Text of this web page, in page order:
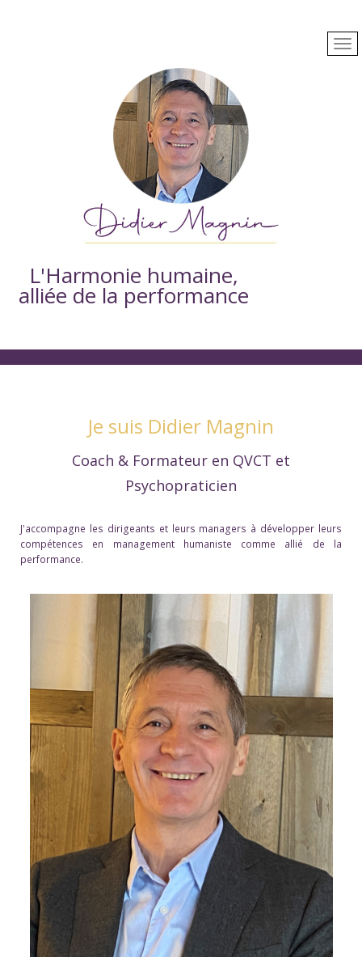
L'Harmonie humaine,
alliée de la performance
Je suis Didier Magnin
Coach & Formateur en QVCT et
Psychopraticien
J'accompagne les dirigeants et leurs managers à développer leurs
compétences en management humaniste comme allié de la
performance.